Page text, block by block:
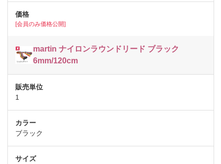
[会員のみ価格公開]
martin ナイロンラウンドリード ブラック
6mm/120cm
1
ブラック